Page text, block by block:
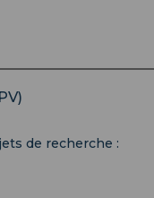
de recherche :